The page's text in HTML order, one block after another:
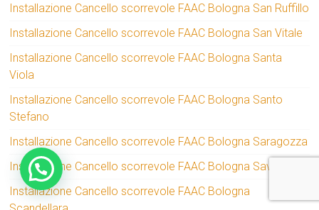
Installazione Cancello scorrevole FAAC Bologna San Ruffillo
Installazione Cancello scorrevole FAAC Bologna San Vitale
Installazione Cancello scorrevole FAAC Bologna Santa
Viola
Installazione Cancello scorrevole FAAC Bologna Santo
Stefano
Installazione Cancello scorrevole FAAC Bologna Saragozza
Installazione Cancello scorrevole FAAC Bologna Savena
Installazione Cancello scorrevole FAAC Bologna